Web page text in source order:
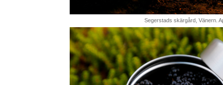
Segerstads skärgård, Vänern.